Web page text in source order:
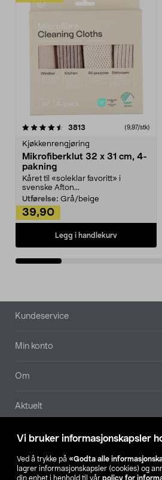
Vi bruker informasjonskapsler
Ved å trykke på «Godta alle
lagrer informasjonskapsler (cookies) og
din enhet i henhold til vår policy for
3813 anmeldelser(9,97/stk)
Kjøkkenrengjøring
Mikrofiberklut 32 x 31 cm, 4-
pakning
Kåret til «soleklar favoritt» i
svenske Afton...
Utførelse: Grå/beige
39,90
Legg i handlekurv
4.5av 5 stjerner
Bunntekst
Kundeservice
Min konto
Om
Aktuelt
Våre selskaper
Finn din